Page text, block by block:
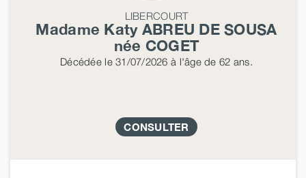
LIBERCOURT
Madame Katy ABREU DE SOUSA
née COGET
Décédéele 31/07/2026 à l'âge de 62 ans.
CONSULTER